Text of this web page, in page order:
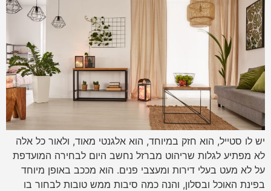
יש לו סטייל, הוא חזק במיוחד, הוא אלגנטי מאוד, ולאור כל אלה
לא מפתיע לגלות שריהוט מברזל נחשב היום לבחירה המועדפת
על לא מעט בעלי דירות ומעצבי פנים. הוא מככב באופן מיוחד
בפינת האוכל ובסלון, והנה כמה סיבות ממש טובות לבחור בו